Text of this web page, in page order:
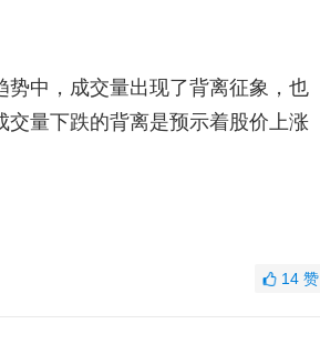
中，成交量出现了背离征象，也
量下跌的背离是预示着股价上涨
14 赞